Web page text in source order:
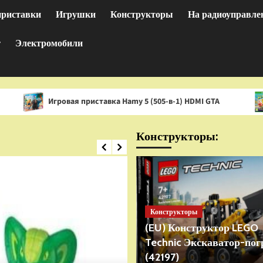
Игрушки Конструкторы На
Электромобили
приставка Hamy 5 (505-в-1) HDMI GTA Игра
Конструкторы:
Конструкторы
(EU) Конструктор LEGO
Technic Экскаватор-
(42197)